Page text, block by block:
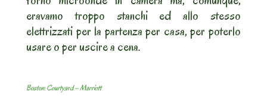
eravamo troppo stanchi ed allo stesso
elettrizzati per la partenza per casa, per poterlo
usare o per uscire a cena.
Boston: Courtyard – Marriott